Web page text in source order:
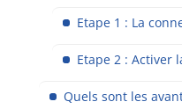
Etape 1 : La
Etape 2 : Activer
Quels sont les